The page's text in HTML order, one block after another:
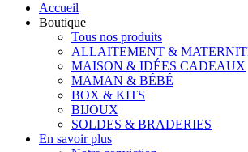
Accueil
Boutique
Tous nos produits
ALLAITEMENT &
MAISON & IDÉES CADEAUX
MAMAN & BÉBÉ
BOX & KITS
BIJOUX
SOLDES & BRADERIES
En savoir plus